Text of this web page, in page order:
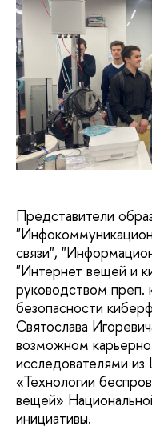
Представители
связи",
"Интернет вещей и
руководством преп.
безопасности
Святослава
возможном
исследователями
«Технологии
вещей»
инициативы.